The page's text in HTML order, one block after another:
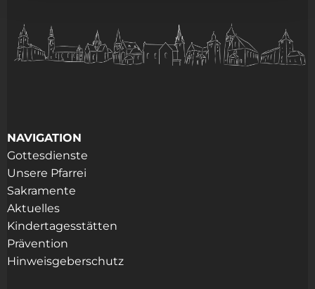
NAVIGATION
Gottesdienste
Unsere Pfarrei
Sakramente
Aktuelles
Kindertagesstätten
Prävention
Hinweisgeberschutz